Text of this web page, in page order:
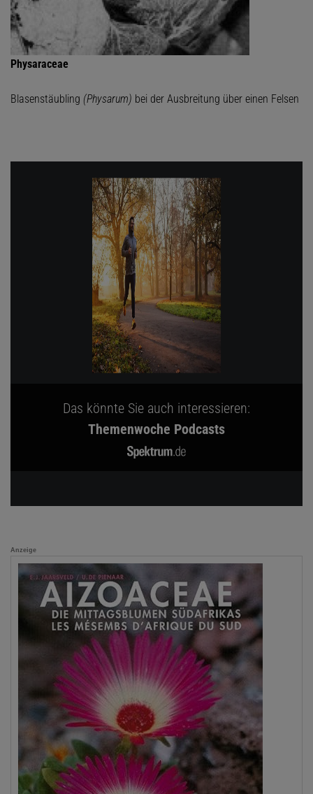
Physaraceae
Blasenstäubling (Physarum) bei der Ausbreitung über einen Felsen
Das könnte Sie auch interessieren:
Themenwoche Podcasts
Anzeige